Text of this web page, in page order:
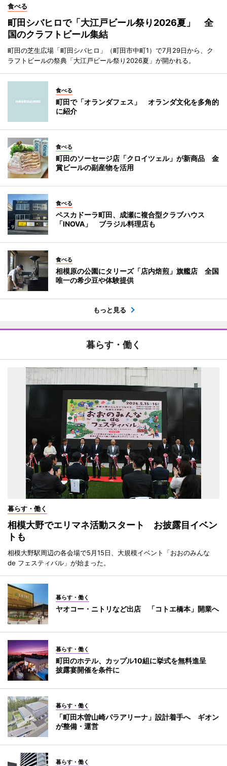
食べる
町田シバヒロで「大江戸ビール祭り2026夏」 全
国のクラフトビール集結
町田の芝生広場「町田シバヒロ」（町田市中町1）で7月29日から、ク
ラフトビールの祭典「大江戸ビール祭り2026夏」が開かれる。
食べる
町田で「オランダフェス」 オランダ文化を多角的
に紹介
食べる
町田のソーセージ店「クロイツェル」が新商品 金
賞ビールの副産物を活用
食べる
ペスカドーラ町田、成瀬に複合型クラブハウス
「INOVA」 ブラジル料理店も
食べる
相模原の公園にタリーズ「店内焙煎」旗艦店 全国
唯一の希少豆や体験提供
もっと見る
暮らす・働く
暮らす・働く
相模大野でエリマネ活動スタート お披露目イベン
トも
相模大野駅周辺の各会場で5月15日、大規模イベント「おおのみんな
de フェスティバル」が始まった。
暮らす・働く
ヤオコー・ニトリなど出店 「コトエ橋本」開業へ
暮らす・働く
町田のホテル、カップル10組に挙式を無料進呈
披露宴開催を条件に
暮らす・働く
「町田木曽山崎パラアリーナ」設計着手へ ギオン
が整備・運営
暮らす・働く